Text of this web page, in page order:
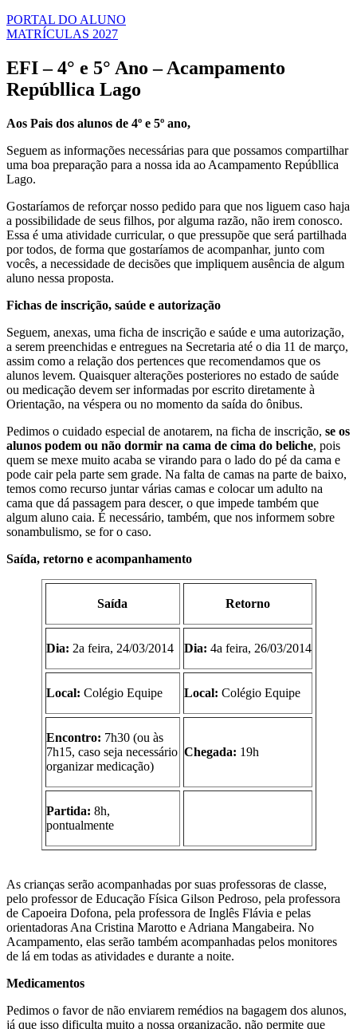
PORTAL DO ALUNO
MATRÍCULAS 2027
EFI – 4° e 5° Ano – Acampamento
Repúbllica Lago
Aos Pais dos alunos de 4º e 5º ano,
Seguem as informações necessárias para que possamos compartilhar
uma boa preparação para a nossa ida ao Acampamento Repúbllica
Lago.
Gostaríamos de reforçar nosso pedido para que nos liguem caso haja
a possibilidade de seus filhos, por alguma razão, não irem conosco.
Essa é uma atividade curricular, o que pressupõe que será partilhada
por todos, de forma que gostaríamos de acompanhar, junto com
vocês, a necessidade de decisões que impliquem ausência de algum
aluno nessa proposta.
Fichas de inscrição, saúde e autorização
Seguem, anexas, uma ficha de inscrição e saúde e uma autorização,
a serem preenchidas e entregues na Secretaria até o dia 11 de março,
assim como a relação dos pertences que recomendamos que os
alunos levem. Quaisquer alterações posteriores no estado de saúde
ou medicação devem ser informadas por escrito diretamente à
Orientação, na véspera ou no momento da saída do ônibus.
Pedimos o cuidado especial de anotarem, na ficha de inscrição, se os
alunos podem ou não dormir na cama de cima do beliche, pois
quem se mexe muito acaba se virando para o lado do pé da cama e
pode cair pela parte sem grade. Na falta de camas na parte de baixo,
temos como recurso juntar várias camas e colocar um adulto na
cama que dá passagem para descer, o que impede também que
algum aluno caia. É necessário, também, que nos informem sobre
sonambulismo, se for o caso.
Saída, retorno e acompanhamento
Saída Retorno
Dia: 2a feira, 24/03/2014 Dia: 4a feira, 26/03/2014
Local: Colégio Equipe Local: Colégio Equipe
Encontro: 7h30 (ou às
7h15, caso seja necessário
organizar medicação)
Chegada: 19h
Partida: 8h,
pontualmente
As crianças serão acompanhadas por suas professoras de classe,
pelo professor de Educação Física Gilson Pedroso, pela professora
de Capoeira Dofona, pela professora de Inglês Flávia e pelas
orientadoras Ana Cristina Marotto e Adriana Mangabeira. No
Acampamento, elas serão também acompanhadas pelos monitores
de lá em todas as atividades e durante a noite.
Medicamentos
Pedimos o favor de não enviarem remédios na bagagem dos alunos,
já que isso dificulta muito a nossa organização, não permite que